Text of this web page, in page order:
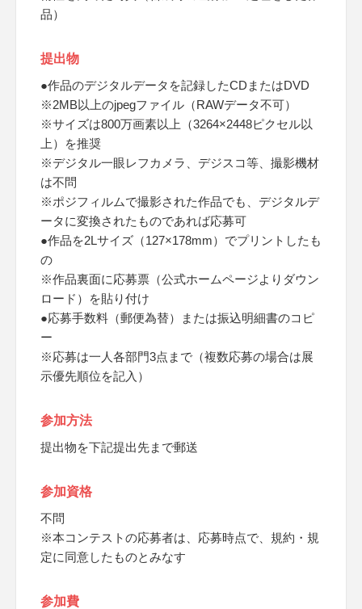
品）
提出物
●作品のデジタルデータを記録したCDまたはDVD
※2MB以上のjpegファイル（RAWデータ不可）
※サイズは800万画素以上（3264×2448ピクセル以
上）を推奨
※デジタル一眼レフカメラ、デジスコ等、撮影機材
は不問
※ポジフィルムで撮影された作品でも、デジタルデ
ータに変換されたものであれば応募可
●作品を2Lサイズ（127×178mm）でプリントしたも
の
※作品裏面に応募票（公式ホームページよりダウン
ロード）を貼り付け
●応募手数料（郵便為替）または振込明細書のコピ
ー
※応募は一人各部門3点まで（複数応募の場合は展
示優先順位を記入）
参加方法
提出物を下記提出先まで郵送
参加資格
不問
※本コンテストの応募者は、応募時点で、規約・規
定に同意したものとみなす
参加費